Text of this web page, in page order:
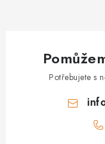
Potřebujete s